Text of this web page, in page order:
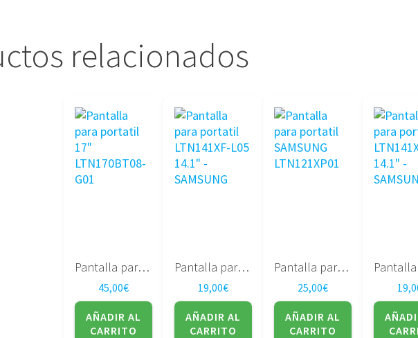
relacionados
Pantalla para portatil 17″ LTN170BT08-G01
45,00€
AÑADIR AL
CARRITO
Pantalla para portatil LTN141XF-L05 14.1″ – SAMSUNG
19,00€
AÑADIR AL
CARRITO
Pantalla para portatil SAMSUNG LTN121XP01
25,00€
AÑADIR AL
CARRITO